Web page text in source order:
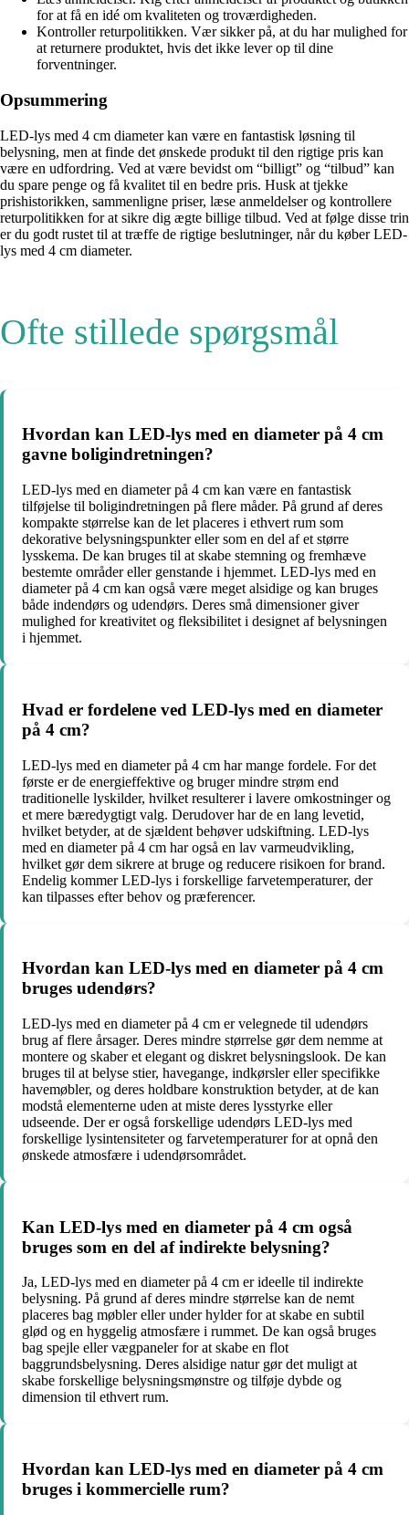
for at få en idé om kvaliteten og troværdigheden.
Kontroller returpolitikken. Vær sikker på, at du har mulighed for
at returnere produktet, hvis det ikke lever op til dine
forventninger.
Opsummering
LED-lys med 4 cm diameter kan være en fantastisk løsning til
belysning, men at finde det ønskede produkt til den rigtige pris kan
være en udfordring. Ved at være bevidst om “billigt” og “tilbud” kan
du spare penge og få kvalitet til en bedre pris. Husk at tjekke
prishistorikken, sammenligne priser, læse anmeldelser og kontrollere
returpolitikken for at sikre dig ægte billige tilbud. Ved at følge disse trin
er du godt rustet til at træffe de rigtige beslutninger, når du køber LED-
lys med 4 cm diameter.
Ofte stillede spørgsmål
Hvordan kan LED-lys med en diameter på 4 cm
gavne boligindretningen?
LED-lys med en diameter på 4 cm kan være en fantastisk
tilføjelse til boligindretningen på flere måder. På grund af deres
kompakte størrelse kan de let placeres i ethvert rum som
dekorative belysningspunkter eller som en del af et større
lysskema. De kan bruges til at skabe stemning og fremhæve
bestemte områder eller genstande i hjemmet. LED-lys med en
diameter på 4 cm kan også være meget alsidige og kan bruges
både indendørs og udendørs. Deres små dimensioner giver
mulighed for kreativitet og fleksibilitet i designet af belysningen
i hjemmet.
Hvad er fordelene ved LED-lys med en diameter
på 4 cm?
LED-lys med en diameter på 4 cm har mange fordele. For det
første er de energieffektive og bruger mindre strøm end
traditionelle lyskilder, hvilket resulterer i lavere omkostninger og
et mere bæredygtigt valg. Derudover har de en lang levetid,
hvilket betyder, at de sjældent behøver udskiftning. LED-lys
med en diameter på 4 cm har også en lav varmeudvikling,
hvilket gør dem sikrere at bruge og reducere risikoen for brand.
Endelig kommer LED-lys i forskellige farvetemperaturer, der
kan tilpasses efter behov og præferencer.
Hvordan kan LED-lys med en diameter på 4 cm
bruges udendørs?
LED-lys med en diameter på 4 cm er velegnede til udendørs
brug af flere årsager. Deres mindre størrelse gør dem nemme at
montere og skaber et elegant og diskret belysningslook. De kan
bruges til at belyse stier, havegange, indkørsler eller specifikke
havemøbler, og deres holdbare konstruktion betyder, at de kan
modstå elementerne uden at miste deres lysstyrke eller
udseende. Der er også forskellige udendørs LED-lys med
forskellige lysintensiteter og farvetemperaturer for at opnå den
ønskede atmosfære i udendørsområdet.
Kan LED-lys med en diameter på 4 cm også
bruges som en del af indirekte belysning?
Ja, LED-lys med en diameter på 4 cm er ideelle til indirekte
belysning. På grund af deres mindre størrelse kan de nemt
placeres bag møbler eller under hylder for at skabe en subtil
glød og en hyggelig atmosfære i rummet. De kan også bruges
bag spejle eller vægpaneler for at skabe en flot
baggrundsbelysning. Deres alsidige natur gør det muligt at
skabe forskellige belysningsmønstre og tilføje dybde og
dimension til ethvert rum.
Hvordan kan LED-lys med en diameter på 4 cm
bruges i kommercielle rum?